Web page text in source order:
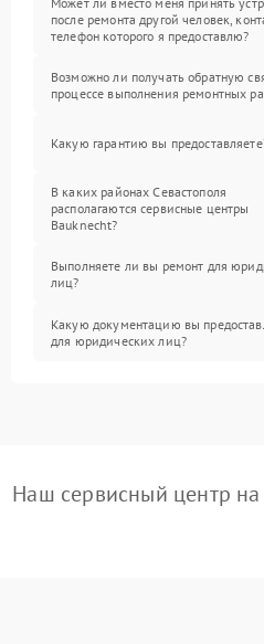
после ремонта другой человек,
телефон которого я предоставлю?
Возможно ли получать обратную
процессе выполнения ремонтных
Какую гарантию вы
В каких районах Севастополя
располагаются сервисные центры
Bauknecht?
Выполняете ли вы ремонт для
лиц?
Какую документацию вы
для юридических лиц?
Наш сервисный центр